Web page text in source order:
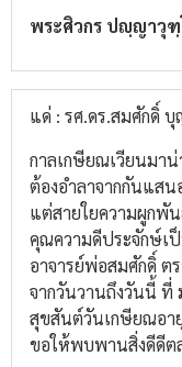
พระศิวกร ปญฺญาวุ
แด่ : รศ.ดร.สมศักดิ์
กาลเกษียณเวียนมาน่
ต้องอำลาจากกันแสน
แต่สายใยความผูกพั
คุณความดีประจักษ์เ
อาจารย์พ่อสมศักดิ์ ต
จากวันวานถึงวันนี้ ที่
สุขสันต์วันเกษียณอา
ขอให้พบพานสิ่งดีดีต